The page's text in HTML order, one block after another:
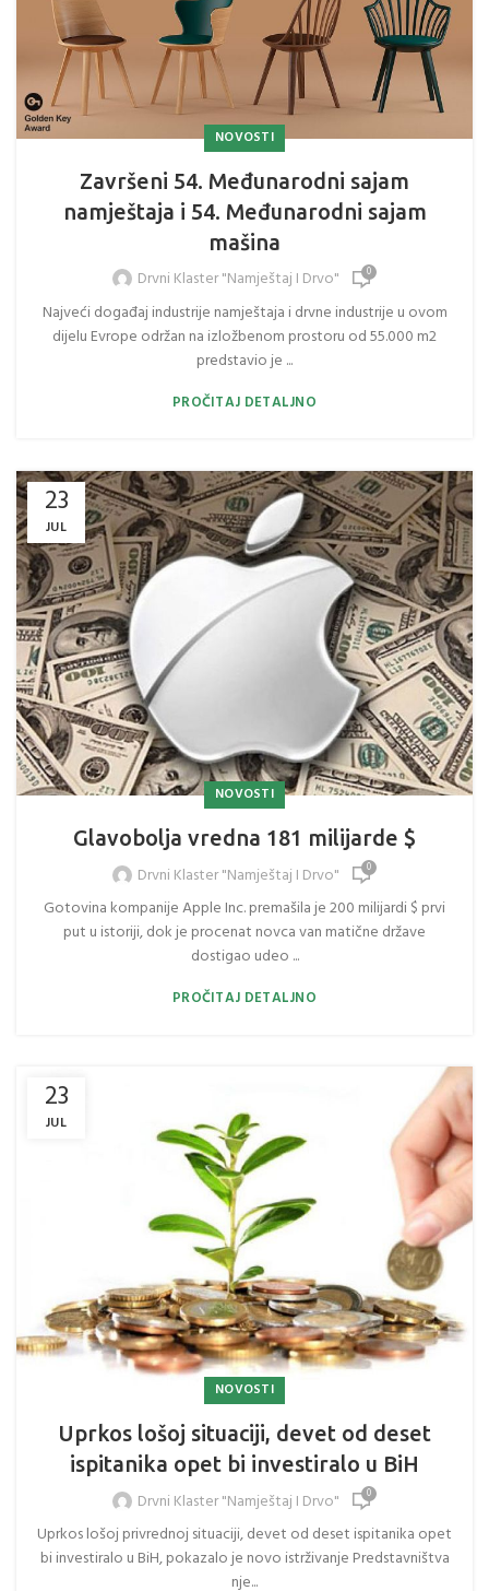
NOVOSTI
Završeni 54. Međunarodni sajam
namještaja i 54. Međunarodni sajam
mašina
Drvni Klaster "Namještaj I Drvo"
0
Najveći događaj industrije namještaja i drvne industrije u ovom
dijelu Evrope održan na izložbenom prostoru od 55.000 m2
predstavio je ...
PROČITAJ DETALJNO
23
JUL
NOVOSTI
Glavobolja vredna 181 milijarde $
Drvni Klaster "Namještaj I Drvo"
0
Gotovina kompanije Apple Inc. premašila je 200 milijardi $ prvi
put u istoriji, dok je procenat novca van matične države
dostigao udeo ...
PROČITAJ DETALJNO
23
JUL
NOVOSTI
Uprkos lošoj situaciji, devet od deset
ispitanika opet bi investiralo u BiH
Drvni Klaster "Namještaj I Drvo"
0
Uprkos lošoj privrednoj situaciji, devet od deset ispitanika opet
bi investiralo u BiH, pokazalo je novo istrživanje Predstavništva
nje...